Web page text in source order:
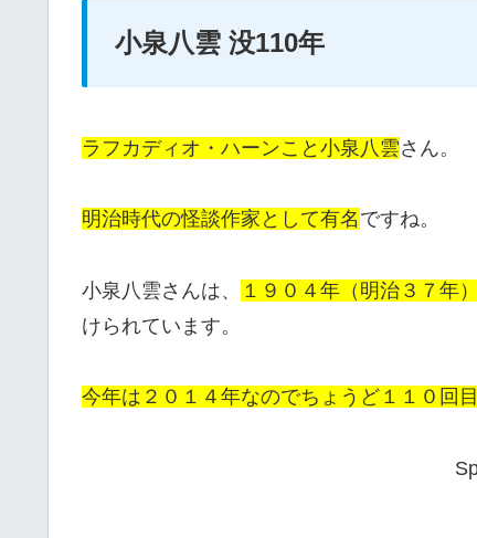
小泉八雲 没110年
ラフカディオ・ハーンこと小泉八雲さん。
明治時代の怪談作家として有名 ですね。
小泉八雲さんは、 １９０４年（明治３７年
けられています。
今年は２０１４年なのでちょうど１１０回